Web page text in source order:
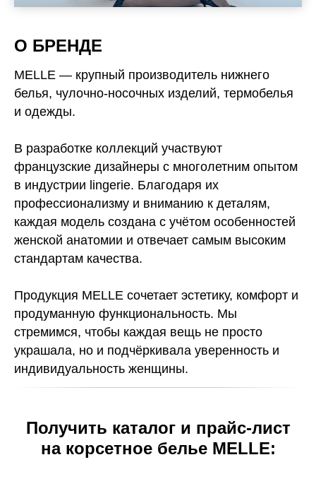
О БРЕНДЕ
MELLE — крупный производитель нижнего
белья, чулочно-носочных изделий, термобелья
и одежды.
В разработке коллекций участвуют
французские дизайнеры с многолетним опытом
в индустрии lingerie. Благодаря их
профессионализму и вниманию к деталям,
каждая модель создана с учётом особенностей
женской анатомии и отвечает самым высоким
стандартам качества.
Продукция MELLE сочетает эстетику, комфорт и
продуманную функциональность. Мы
стремимся, чтобы каждая вещь не просто
украшала, но и подчёркивала уверенность и
индивидуальность женщины.
Получить каталог и прайс-лист
на корсетное белье MELLE: